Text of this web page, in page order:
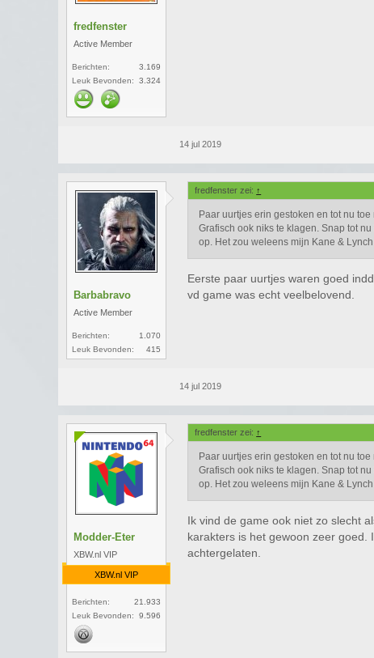
fredfenster
Active Member
Berichten:
3.169
Leuk Bevonden:
3.324
14 jul 2019
Barbabravo
Active Member
Berichten:
1.070
Leuk Bevonden:
415
fredfenster zei: ↑
Paar uurtjes erin gestoken en tot nu
Grafisch ook niks te klagen. Snap tot
op. Het zou weleens mijn Kane &
Eerste paar uurtjes waren goed
vd game was echt veelbelovend.
14 jul 2019
Modder-Eter
XBW.nl VIP
XBW.nl VIP
Berichten:
21.933
Leuk Bevonden:
9.596
fredfenster zei: ↑
Paar uurtjes erin gestoken en tot nu
Grafisch ook niks te klagen. Snap tot
op. Het zou weleens mijn Kane &
Ik vind de game ook niet zo slecht
karakters is het gewoon zeer
achtergelaten.